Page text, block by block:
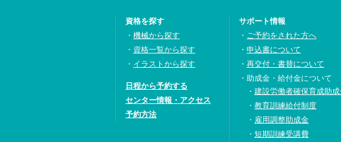
資格を探す
機械から探す
資格一覧から探す
イラストから探す
日程から予約する
センター情報・アクセス
予約方法
サポート情報
ご予約をされた方へ
申込書について
再交付・書替について
助成金・給付金について
建設労働者確保育成助
教育訓練給付制度
雇用調整助成金
短期訓練受講費